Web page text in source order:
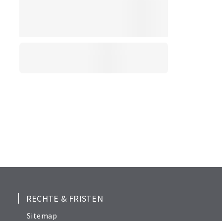
RECHTE & FRISTEN
Sitemap